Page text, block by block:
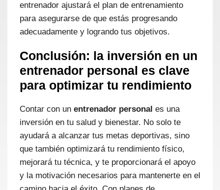
entrenador ajustará el plan de entrenamiento
para asegurarse de que estás progresando
adecuadamente y logrando tus objetivos.
Conclusión: la inversión en un
entrenador personal es clave
para optimizar tu rendimiento
Contar con un entrenador personal es una
inversión en tu salud y bienestar. No solo te
ayudará a alcanzar tus metas deportivas, sino
que también optimizará tu rendimiento físico,
mejorará tu técnica, y te proporcionará el apoyo
y la motivación necesarios para mantenerte en el